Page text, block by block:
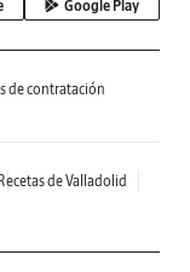
Google Play
de contratación
Recetas de Valladolid